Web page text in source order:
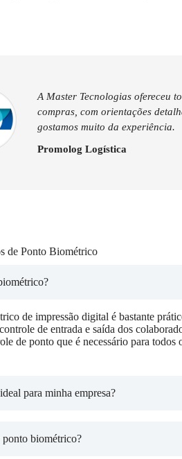
A Master Tecnologias ofereceu
compras, com orientações
gostamos muito da experiência.
Promolog Logística
de Ponto Biométrico
de impressão digital é bastante
de entrada e saída dos
de ponto que é necessário para todos
para minha empresa?
biométrico?